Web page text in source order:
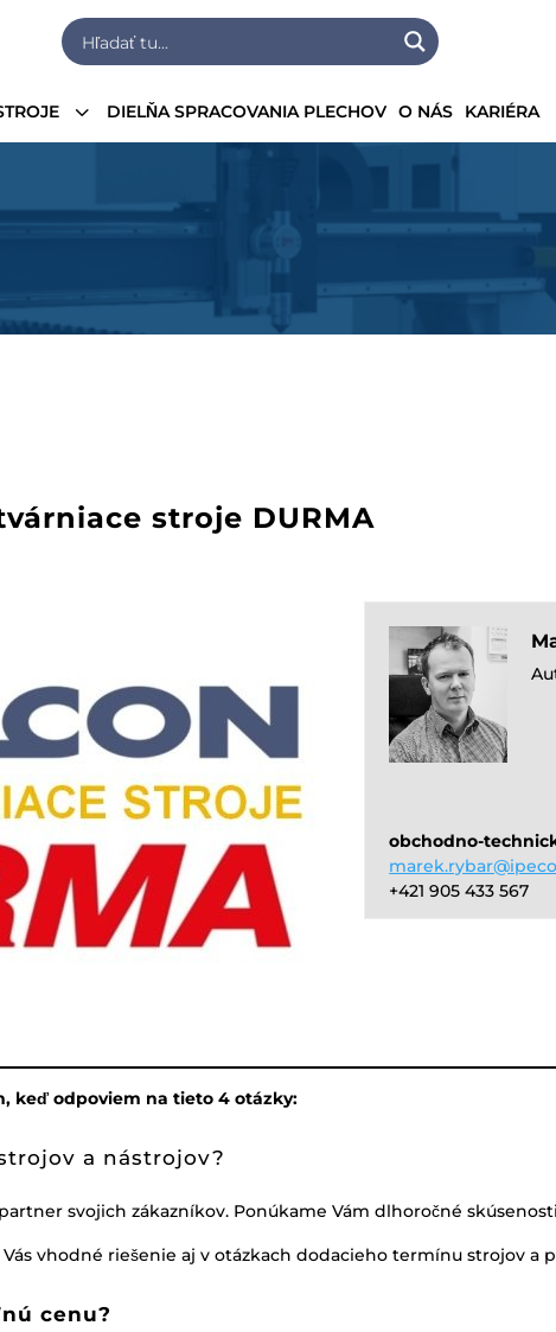
3 DIELŇA SPRACOVANIA PLECHOV O NÁS KARIÉRA
stroje DURMA
keď odpoviem na tieto 4 otázky:
a nástrojov?
svojich zákazníkov. Ponúkame Vám dlhoročné
vhodné riešenie aj v otázkach dodacieho termínu strojov a
cenu?
obchodno-
+421 905 433 567